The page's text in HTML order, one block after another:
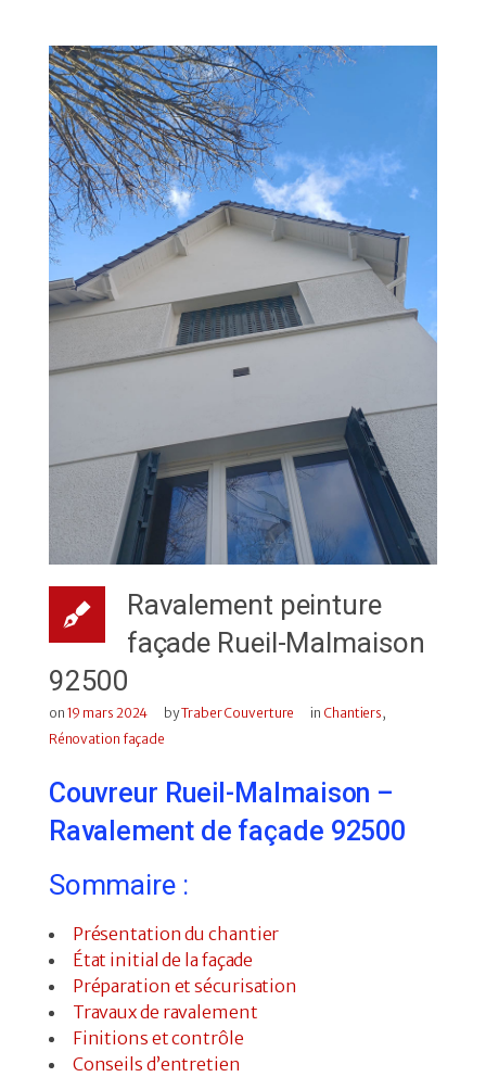
Ravalement peinture
façade Rueil-Malmaison
92500
on 19 mars 2024 byTraber Couverture in Chantiers,
Rénovation façade
Couvreur Rueil-Malmaison –
Ravalement de façade 92500
Sommaire :
Présentation du chantier
État initial de la façade
Préparation et sécurisation
Travaux de ravalement
Finitions et contrôle
Conseils d’entretien